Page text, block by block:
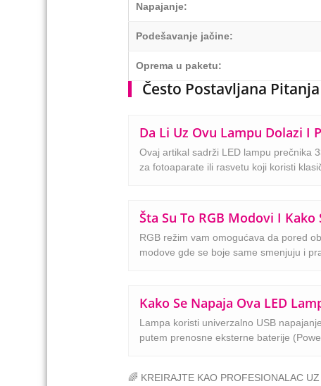
Napajanje:
Podešavanje jačine:
Oprema u paketu:
Često Postavljana Pitanja
Da Li Uz Ovu Lampu Dolazi I
Ovaj artikal sadrži LED lampu prečnika
za fotoaparate ili rasvetu koji koristi
Šta Su To RGB Modovi I
RGB režim vam omogućava da pored
modove gde se boje same smenjuju i
Kako Se Napaja Ova LED
Lampa koristi univerzalno USB
putem prenosne eksterne baterije
🌈 KREIRAJTE KAO PROFESIONALAC